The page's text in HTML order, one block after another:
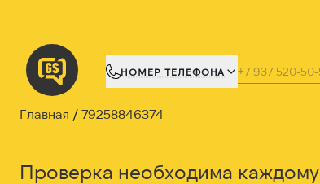
НОМЕР ТЕЛЕФОНА
Главная 79258846374
Проверка необходима каждому